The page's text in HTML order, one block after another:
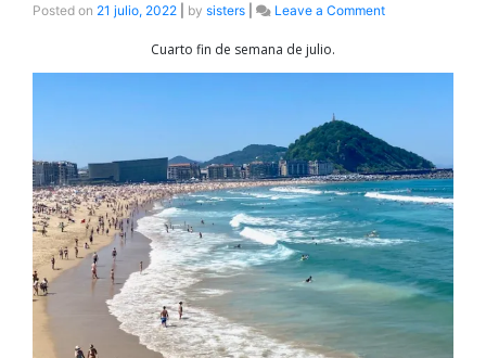
Posted on 21 julio, 2022 by sisters Leave a Commenton
JULIO
EN
DONOSTIA
Cuarto fin de semana de julio.